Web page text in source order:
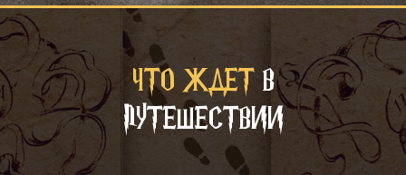
ЧТО ЖДЕТВ
ПУТЕШЕСТВИИ